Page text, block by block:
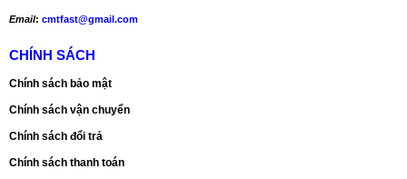
Email: cmtfast@gmail.com
CHÍNH SÁCH
Chính sách bảo mật
Chính sách vận chuyển
Chính sách đổi trả
Chính sách thanh toán